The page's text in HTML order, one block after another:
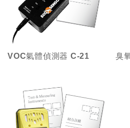
VOC氣體偵測器 C-21 臭